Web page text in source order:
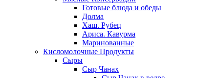
Готовые блюда и обеды
Долма
Хаш. Рубец
Ариса. Кавурма
Маринованные
Кисломолочные Продукты
Сыры
Сыр Чанах